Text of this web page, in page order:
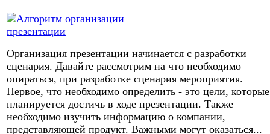
Организация презентации начинается с разработки
сценария. Давайте рассмотрим на что необходимо
опираться, при разработке сценария мероприятия.
Первое, что необходимо определить - это цели, которые
планируется достичь в ходе презентации. Также
необходимо изучить информацию о компании,
представляющей продукт. Важными могут оказаться...